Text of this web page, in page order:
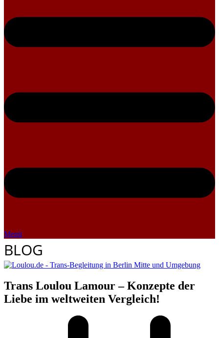
Menü
BLOG
Trans Loulou Lamour – Konzepte der
Liebe im weltweiten Vergleich!